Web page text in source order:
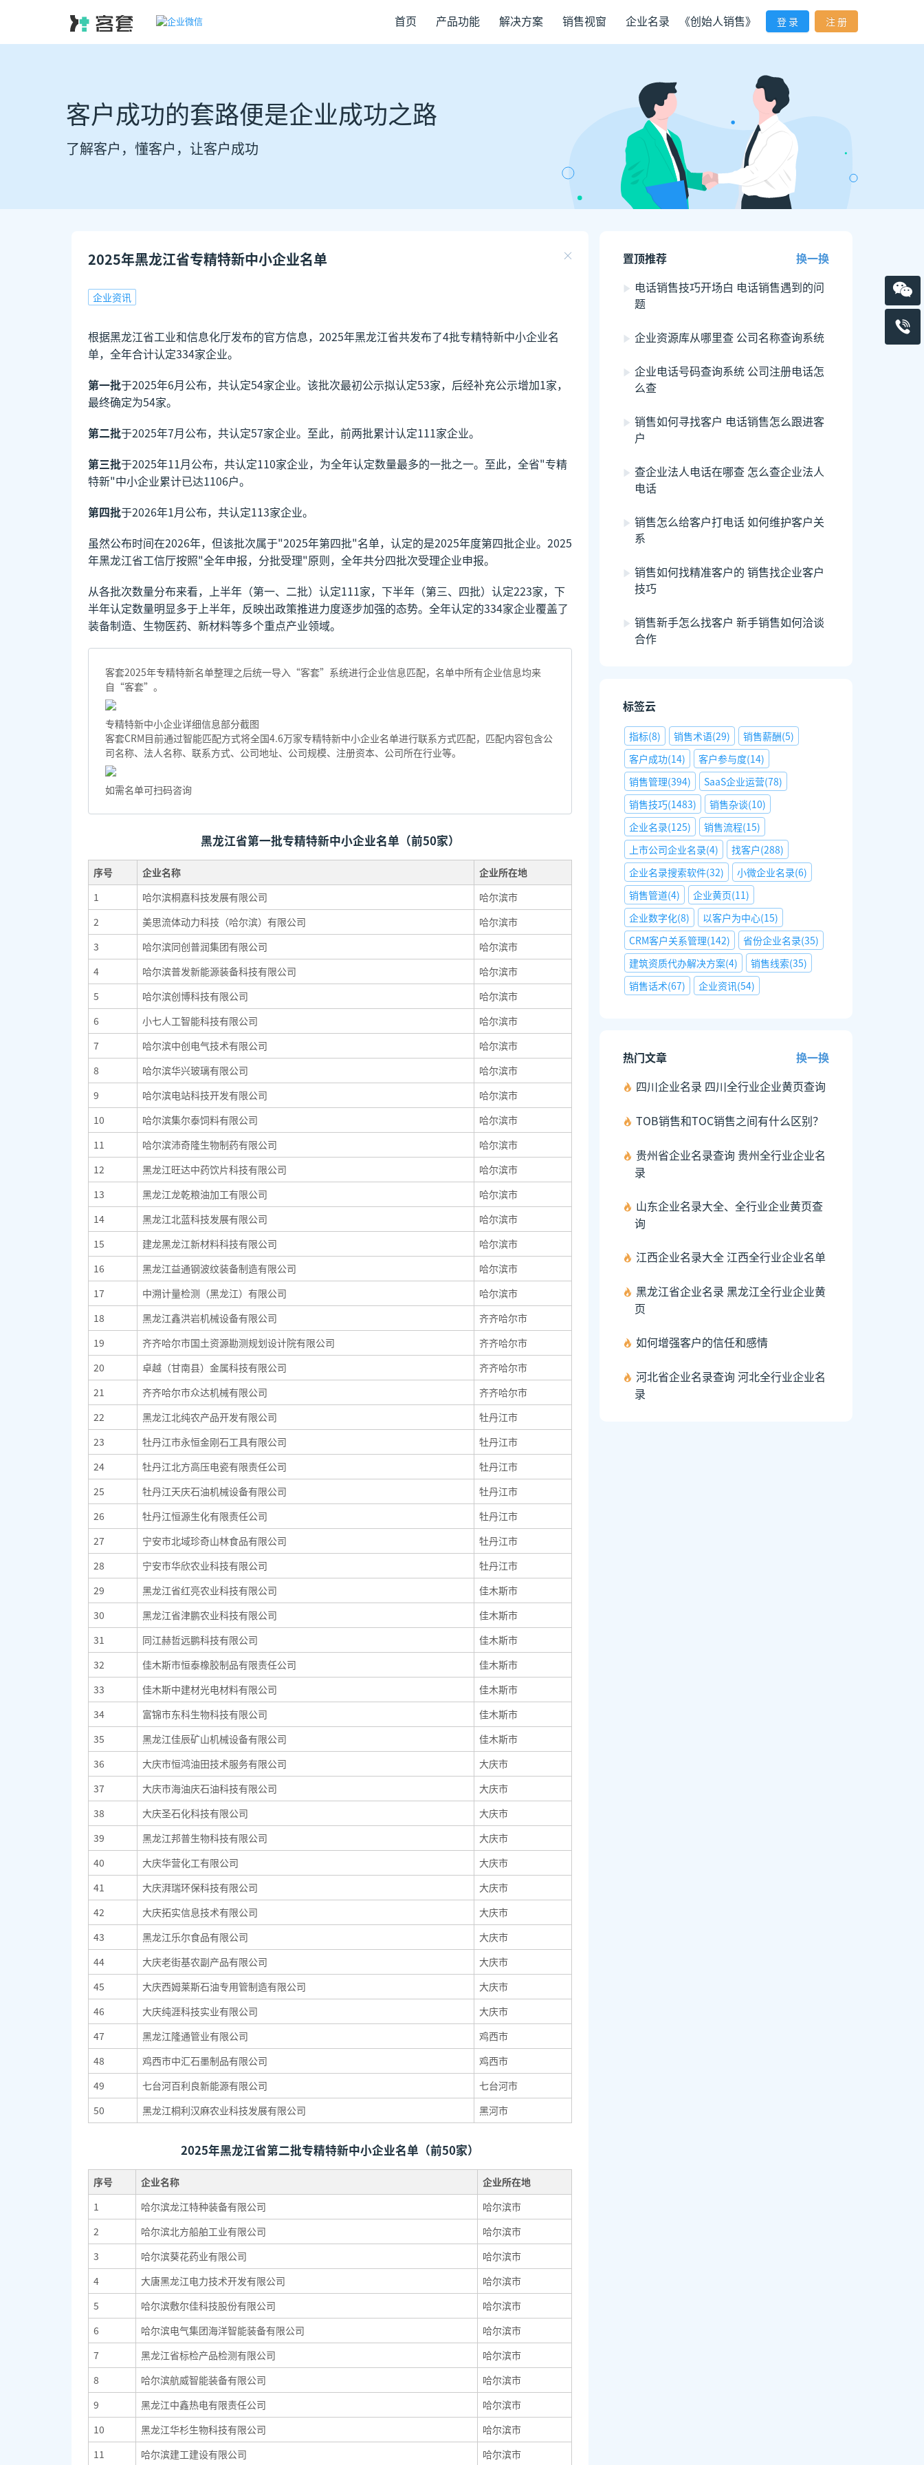
首页 产品功能 解决方案 销售视窗 企业名录 《创始人销售》 登 录 注 册
客户成功的套路便是企业成功之路
了解客户，懂客户，让客户成功
2025年黑龙江省专精特新中小企业名单
企业资讯
根据黑龙江省工业和信息化厅发布的官方信息，2025年黑龙江省共发布了4批专精特新中小企业名
单，全年合计认定334家企业。
第一批于2025年6月公布，共认定54家企业。该批次最初公示拟认定53家，后经补充公示增加1家，
最终确定为54家。
第二批于2025年7月公布，共认定57家企业。至此，前两批累计认定111家企业。
第三批于2025年11月公布，共认定110家企业，为全年认定数量最多的一批之一。至此，全省"专精
特新"中小企业累计已达1106户。
第四批于2026年1月公布，共认定113家企业。
虽然公布时间在2026年，但该批次属于"2025年第四批"名单，认定的是2025年度第四批企业。2025
年黑龙江省工信厅按照"全年申报，分批受理"原则，全年共分四批次受理企业申报。
从各批次数量分布来看，上半年（第一、二批）认定111家，下半年（第三、四批）认定223家，下
半年认定数量明显多于上半年，反映出政策推进力度逐步加强的态势。全年认定的334家企业覆盖了
装备制造、生物医药、新材料等多个重点产业领域。
客套2025年专精特新名单整理之后统一导入“客套”系统进行企业信息匹配，名单中所有企业信息均来
自“客套”。
专精特新中小企业详细信息部分截图
客套CRM目前通过智能匹配方式将全国4.6万家专精特新中小企业名单进行联系方式匹配，匹配内容包含公
司名称、法人名称、联系方式、公司地址、公司规模、注册资本、公司所在行业等。
如需名单可扫码咨询
黑龙江省第一批专精特新中小企业名单（前50家）
序号 企业名称
企业所在地
1
哈尔滨桐嘉科技发展有限公司
哈尔滨市
2
美思流体动力科技（哈尔滨）有限公司
哈尔滨市
3
哈尔滨同创普润集团有限公司
哈尔滨市
4
哈尔滨普发新能源装备科技有限公司
哈尔滨市
5
哈尔滨创博科技有限公司
哈尔滨市
6
小七人工智能科技有限公司
哈尔滨市
7
哈尔滨中创电气技术有限公司
哈尔滨市
8
哈尔滨华兴玻璃有限公司
哈尔滨市
9
哈尔滨电站科技开发有限公司
哈尔滨市
10
哈尔滨集尔泰饲料有限公司
哈尔滨市
11
哈尔滨沛奇隆生物制药有限公司
哈尔滨市
12
黑龙江旺达中药饮片科技有限公司
哈尔滨市
13
黑龙江龙乾粮油加工有限公司
哈尔滨市
14
黑龙江北蓝科技发展有限公司
哈尔滨市
15
建龙黑龙江新材料科技有限公司
哈尔滨市
16
黑龙江益通钢波纹装备制造有限公司
哈尔滨市
17
中溯计量检测（黑龙江）有限公司
哈尔滨市
18
黑龙江鑫洪岩机械设备有限公司
齐齐哈尔市
19
齐齐哈尔市国土资源勘测规划设计院有限公司
齐齐哈尔市
20
卓越（甘南县）金属科技有限公司
齐齐哈尔市
21
齐齐哈尔市众达机械有限公司
齐齐哈尔市
22
黑龙江北纯农产品开发有限公司
牡丹江市
23
牡丹江市永恒金刚石工具有限公司
牡丹江市
24
牡丹江北方高压电瓷有限责任公司
牡丹江市
25
牡丹江天庆石油机械设备有限公司
牡丹江市
26
牡丹江恒源生化有限责任公司
牡丹江市
27
宁安市北域珍奇山林食品有限公司
牡丹江市
28
宁安市华欣农业科技有限公司
牡丹江市
29
黑龙江省红亮农业科技有限公司
佳木斯市
30
黑龙江省津鹏农业科技有限公司
佳木斯市
31
同江赫哲远鹏科技有限公司
佳木斯市
32
佳木斯市恒泰橡胶制品有限责任公司
佳木斯市
33
佳木斯中建材光电材料有限公司
佳木斯市
34
富锦市东科生物科技有限公司
佳木斯市
35
黑龙江佳辰矿山机械设备有限公司
佳木斯市
36
大庆市恒鸿油田技术服务有限公司
大庆市
37
大庆市海油庆石油科技有限公司
大庆市
38
大庆圣石化科技有限公司
大庆市
39
黑龙江邦普生物科技有限公司
大庆市
40
大庆华营化工有限公司
大庆市
41
大庆湃瑞环保科技有限公司
大庆市
42
大庆拓实信息技术有限公司
大庆市
43
黑龙江乐尔食品有限公司
大庆市
44
大庆老街基农副产品有限公司
大庆市
45
大庆西姆莱斯石油专用管制造有限公司
大庆市
46
大庆纯涯科技实业有限公司
大庆市
47
黑龙江隆通管业有限公司
鸡西市
48
鸡西市中汇石墨制品有限公司
鸡西市
49
七台河百利良新能源有限公司
七台河市
50
黑龙江桐利汉麻农业科技发展有限公司 黑河市
2025年黑龙江省第二批专精特新中小企业名单（前50家）
序号 企业名称
企业所在地
1
哈尔滨龙江特种装备有限公司
哈尔滨市
2
哈尔滨北方船舶工业有限公司
哈尔滨市
3
哈尔滨葵花药业有限公司
哈尔滨市
4
大唐黑龙江电力技术开发有限公司
哈尔滨市
5
哈尔滨敷尔佳科技股份有限公司
哈尔滨市
6
哈尔滨电气集团海洋智能装备有限公司
哈尔滨市
7
黑龙江省标检产品检测有限公司
哈尔滨市
8
哈尔滨航威智能装备有限公司
哈尔滨市
9
黑龙江中鑫热电有限责任公司
哈尔滨市
10
黑龙江华杉生物科技有限公司
哈尔滨市
11
哈尔滨建工建设有限公司 哈尔滨市
置顶推荐
换一换
电话销售技巧开场白 电话销售遇到的问
题
企业资源库从哪里查 公司名称查询系统
企业电话号码查询系统 公司注册电话怎
么查
销售如何寻找客户 电话销售怎么跟进客
户
查企业法人电话在哪查 怎么查企业法人
电话
销售怎么给客户打电话 如何维护客户关
系
销售如何找精准客户的 销售找企业客户
技巧
销售新手怎么找客户 新手销售如何洽谈
合作
标签云
指标(8) 销售术语(29) 销售薪酬(5)
客户成功(14) 客户参与度(14)
销售管理(394) SaaS企业运营(78)
销售技巧(1483) 销售杂谈(10)
企业名录(125) 销售流程(15)
上市公司企业名录(4) 找客户(288)
企业名录搜索软件(32) 小微企业名录(6)
销售管道(4) 企业黄页(11)
企业数字化(8) 以客户为中心(15)
CRM客户关系管理(142) 省份企业名录(35)
建筑资质代办解决方案(4) 销售线索(35)
销售话术(67) 企业资讯(54)
热门文章
换一换
四川企业名录 四川全行业企业黄页查询
TOB销售和TOC销售之间有什么区别？
贵州省企业名录查询 贵州全行业企业名
录
山东企业名录大全、全行业企业黄页查
询
江西企业名录大全 江西全行业企业名单
黑龙江省企业名录 黑龙江全行业企业黄
页
如何增强客户的信任和感情
河北省企业名录查询 河北全行业企业名
录